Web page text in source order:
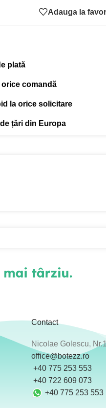
Adauga la
plată
comandă
la orice solicitare
țări din Europa
Contact
Nicolae Golescu,
office@botezz.ro
+40 775 253 553
‪ +40 722 609 073
+40 775 253 553